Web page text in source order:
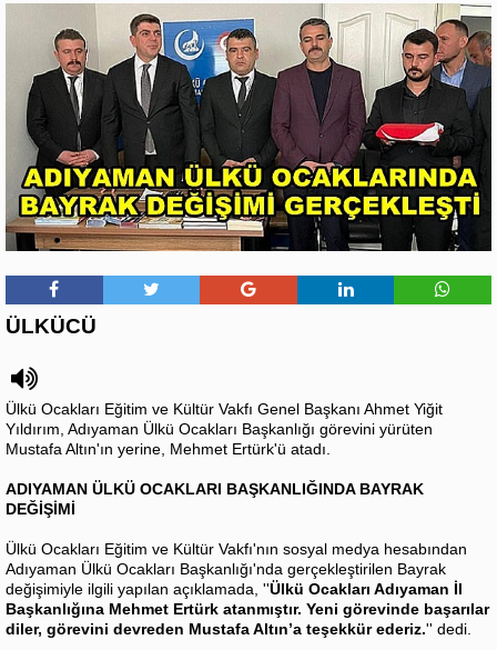
ÜLKÜCÜ
Ülkü Ocakları Eğitim ve Kültür Vakfı Genel Başkanı Ahmet Yiğit
Yıldırım, Adıyaman Ülkü Ocakları Başkanlığı görevini yürüten
Mustafa Altın'ın yerine, Mehmet Ertürk'ü atadı.
ADIYAMAN ÜLKÜ OCAKLARI BAŞKANLIĞINDA BAYRAK
DEĞİŞİMİ
Ülkü Ocakları Eğitim ve Kültür Vakfı'nın sosyal medya hesabından
Adıyaman Ülkü Ocakları Başkanlığı'nda gerçekleştirilen Bayrak
değişimiyle ilgili yapılan açıklamada, ''Ülkü Ocakları Adıyaman İl
Başkanlığına Mehmet Ertürk atanmıştır. Yeni görevinde başarılar
diler, görevini devreden Mustafa Altın’a teşekkür ederiz.'' dedi.